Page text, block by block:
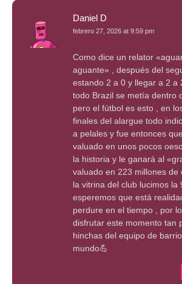
Daniel D
febrero 27, 2026 at 9:59 pm
Como dice un relator
aguante» , después del
estando 2 a 0 y llegar a 2 a
todo Brazil se metía dentro
pero el fútbol es esto , en
finales del alargue todo
a pelales y fue entonces
valuado en unos pocos
la historia y le ganará al
valuado en 223 millones de
la vitrina del club lucimos la
esperemos que está
perdure en el tiempo , por
disfrutar este momento tan
hinchas del equipo de
mundo💪